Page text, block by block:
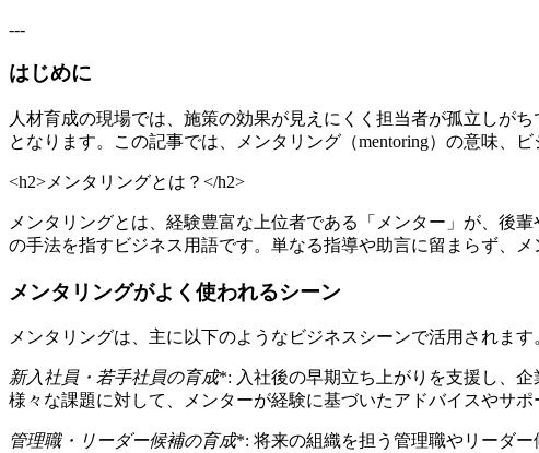
---
はじめに
人材育成の現場では、施策の効果が見えにくく担当者が孤立しが
となります。この記事では、メンタリング（mentoring）の意味、
<h2>メンタリングとは？</h2>
メンタリングとは、経験豊富な上位者である「メンター」が、後
の手法を指すビジネス用語です。単なる指導や助言に留まらず、
メンタリングがよく使われるシーン
メンタリングは、主に以下のようなビジネスシーンで活用されます
新入社員・若手社員の育成*: 入社後の早期立ち上がりを支援し、
様々な課題に対して、メンターが経験に基づいたアドバイスやサポ
管理職・リーダー候補の育成*: 将来の組織を担う管理職やリーダ